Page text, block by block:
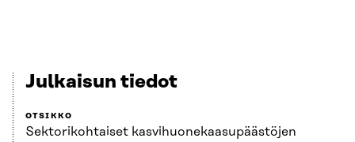
Julkaisun tiedot
OTSIKKO
Sektorikohtaiset kasvihuonekaasupäästöjen